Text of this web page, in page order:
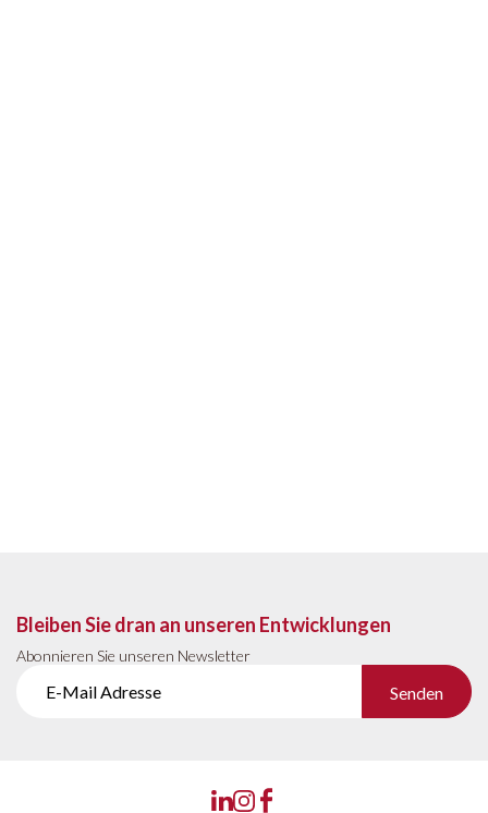
Bleiben Sie dran an unseren Entwicklungen
Abonnieren Sie unseren Newsletter
Senden